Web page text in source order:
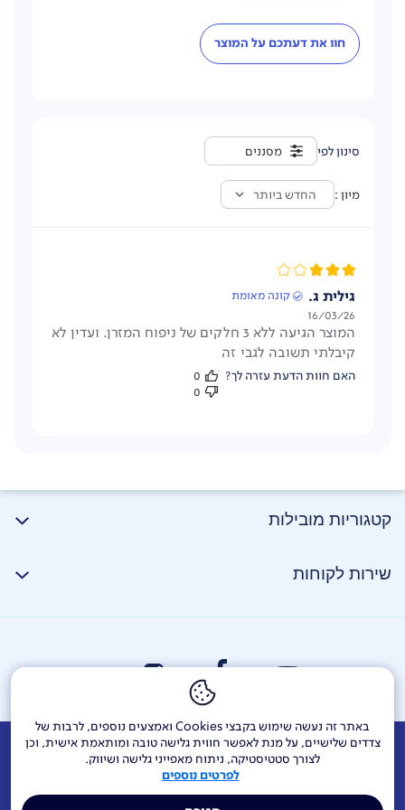
באתר זה נעשה שימוש בקבצי Cookies ואמצעים נוספים, לרבות של
צדדים שלישיים, על מנת לאפשר חווית גלישה טובה ומותאמת אישית, וכן
לצורך סטטיסטיקה, ניתוח מאפייני גלישה ושיווק.
לפרטים נוספים
חוו את דעתכם על המוצר
מסננים
מיון החדש ביותר
גילית ג. קונה מאומת
המוצר הגיעה ללא 3 חלקים של ניפוח המזרן. ועדין לא
קיבלתי תשובה לגבי זה
פרסום
16/03/26
האם חוות הדעת עזרה לך?
0
0
קטגוריות מובילות
שירות לקוחות
אודות דרושים צור קשר Investor Relations
הודעות חברה
מוקדי שירות ופניות ציבור
144 בזק בינלאומי